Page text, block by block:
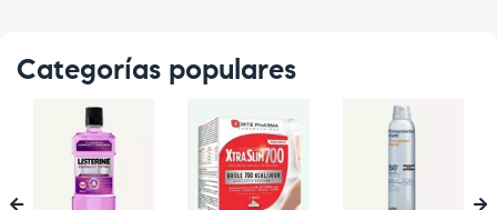
Categorías populares